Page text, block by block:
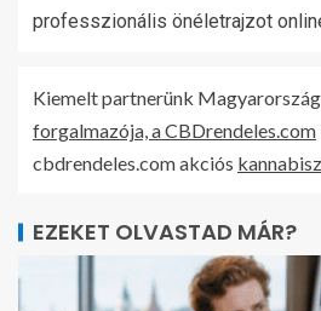
professzionális önéletrajzot
Kiemelt partnerünk
forgalmazója, a CBDrendeles.com
cbdrendeles.com akciós
EZEKET OLVASTAD MÁR?